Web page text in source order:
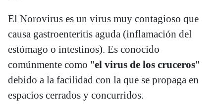
​El Norovirus es un virus muy contagioso que
causa gastroenteritis aguda (inflamación del
estómago o intestinos). Es conocido
comúnmente como "el virus de los cruceros"
debido a la facilidad con la que se propaga en
espacios cerrados y concurridos.